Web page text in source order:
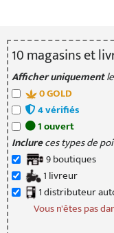
10magasinset
Afficher uniquement
0GOLD
4vérifiés
1ouvert
Inclureces types de
9boutiques
1 livreur
1distributeur
Vous n'êtes pas